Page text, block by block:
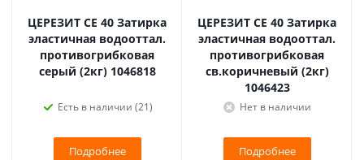
ЦЕРЕЗИТ CE 40 Затирка
эластичная водооттал.
противогрибковая
серый (2кг) 1046818
Есть в наличии (21)
Подробнее
ЦЕРЕЗИТ CE 40 Затирка
эластичная водооттал.
противогрибковая
св.коричневый (2кг)
1046423
Нет в наличии
Подробнее